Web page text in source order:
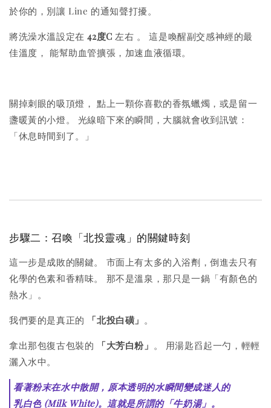
於你的，別讓 Line 的通知聲打擾。
將洗澡水溫設定在42度C 左右 。 這是喚醒副交感神經的最
佳溫度， 能幫助血管擴張，加速血液循環。
關掉刺眼的吸頂燈， 點上一顆你喜歡的香氛蠟燭，或是留一
盞暖黃的小燈。 光線暗下來的瞬間，大腦就會收到訊號：
「休息時間到了。」
步驟二：召喚「北投靈魂」的關鍵時刻
這一步是成敗的關鍵。 市面上有太多的入浴劑，倒進去只有
化學的色素和香精味。 那不是溫泉，那只是一鍋「有顏色的
熱水」。
我們要的是真正的 「北投白磺」 。
拿出那包復古包裝的 「大芳白粉」 。 用湯匙舀起一勺，輕輕
灑入水中。
看著粉末在水中散開，原本透明的水瞬間變成迷人的
乳白色 (Milk White)。 這就是所謂的「牛奶湯」。